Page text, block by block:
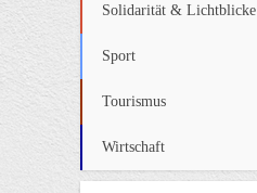
Solidarität & Lichtblicke
Sport
Tourismus
Wirtschaft